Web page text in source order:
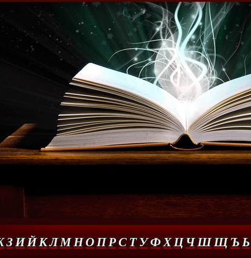
З ИЙКЛМНОПРС Т УФХЦ ЧШЩ Ъ Ь